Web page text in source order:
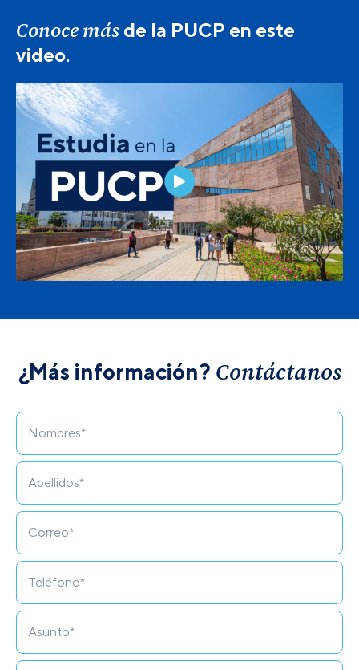
Conoce más de la PUCP en este
video.
¿Más información? Contáctanos